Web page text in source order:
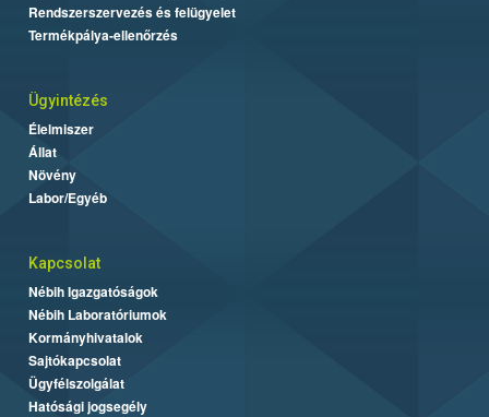
Rendszerszervezés és felügyelet
Termékpálya-ellenőrzés
Ügyintézés
Élelmiszer
Állat
Növény
Labor/Egyéb
Kapcsolat
Nébih Igazgatóságok
Nébih Laboratóriumok
Kormányhivatalok
Sajtókapcsolat
Ügyfélszolgálat
Hatósági jogsegély